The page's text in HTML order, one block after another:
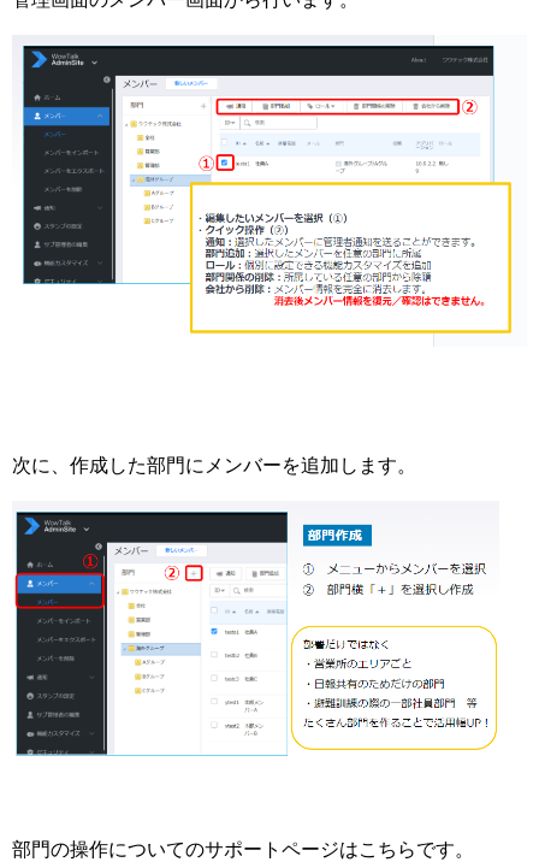
次に、作成した部門にメンバーを追加します。
部門の操作についてのサポートページはこちらです。